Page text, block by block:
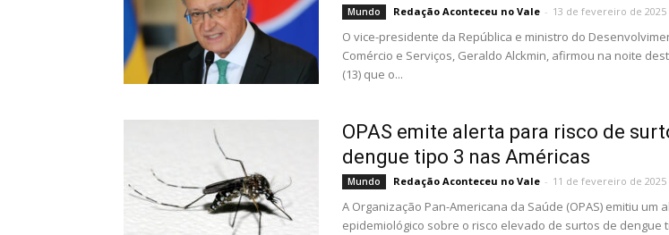
Mundo Redação Aconteceu no Vale - 13 de fevereiro de 2025
O vice-presidente da República e ministro do
Comércio e Serviços, Geraldo Alckmin, afirmou na noite
(13) que o...
OPAS emite alerta para risco de
dengue tipo 3 nas Américas
Mundo Redação Aconteceu no Vale - 11 de fevereiro de 2025
A Organização Pan-Americana da Saúde (OPAS) emitiu um
epidemiológico sobre o risco elevado de surtos de dengue